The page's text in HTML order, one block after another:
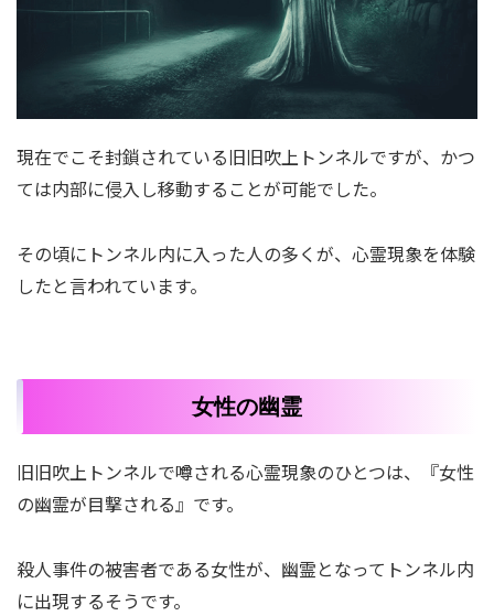
現在でこそ封鎖されている旧旧吹上トンネルですが、かつ
ては内部に侵入し移動することが可能でした。
その頃にトンネル内に入った人の多くが、心霊現象を体験
したと言われています。
女性の幽霊
旧旧吹上トンネルで噂される心霊現象のひとつは、『女性
の幽霊が目撃される』です。
殺人事件の被害者である女性が、幽霊となってトンネル内
に出現するそうです。